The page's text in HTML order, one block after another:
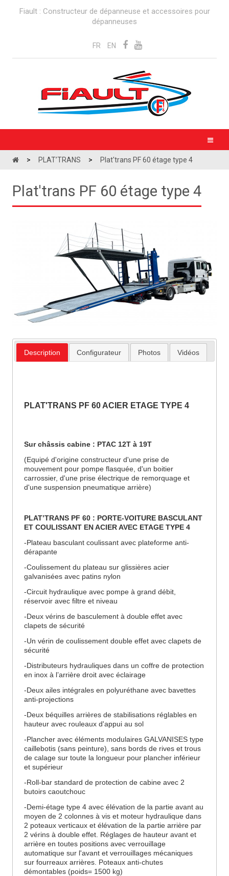
Fiault : Constructeur de dépanneuse et accessoires pour
dépanneuses
FR EN
> PLAT’TRANS > Plat'trans PF 60 étage type 4
Plat'trans PF 60 étage type 4
Description Configurateur Photos Vidéos
PLAT'TRANS PF 60 ACIER ETAGE TYPE 4
Sur châssis cabine : PTAC 12T à 19T
(Equipé d'origine constructeur d'une prise de
mouvement pour pompe flasquée, d'un boitier
carrossier, d'une prise électrique de remorquage et
d'une suspension pneumatique arrière)
PLAT’TRANS PF 60 : PORTE-VOITURE BASCULANT
ET COULISSANT EN ACIER AVEC ETAGE TYPE 4
-Plateau basculant coulissant avec plateforme anti-
dérapante
-Coulissement du plateau sur glissières acier
galvanisées avec patins nylon
-Circuit hydraulique avec pompe à grand débit,
réservoir avec filtre et niveau
-Deux vérins de basculement à double effet avec
clapets de sécurité
-Un vérin de coulissement double effet avec clapets de
sécurité
-Distributeurs hydrauliques dans un coffre de protection
en inox à l’arrière droit avec éclairage
-Deux ailes intégrales en polyuréthane avec bavettes
anti-projections
-Deux béquilles arrières de stabilisations réglables en
hauteur avec rouleaux d'appui au sol
-Plancher avec éléments modulaires GALVANISES type
caillebotis (sans peinture), sans bords de rives et trous
de calage sur toute la longueur pour plancher inférieur
et supérieur
-Roll-bar standard de protection de cabine avec 2
butoirs caoutchouc
-Demi-étage type 4 avec élévation de la partie avant au
moyen de 2 colonnes à vis et moteur hydraulique dans
2 poteaux verticaux et élévation de la partie arrière par
2 vérins à double effet. Réglages de hauteur avant et
arrière en toutes positions avec verrouillage
automatique sur l'avant et verrouillages mécaniques
sur fourreaux arrières. Poteaux anti-chutes
démontables (poids= 1500 kg)